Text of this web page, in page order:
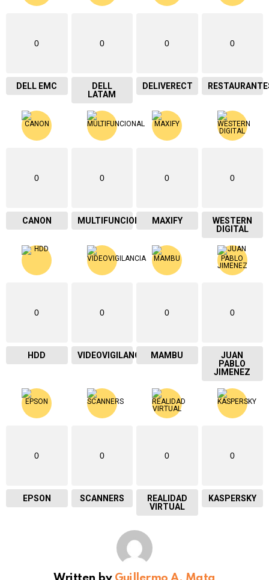
0
DELL EMC
0
DELL
LATAM
0
DELIVERECT
0
0
CANON
0
MULTIFUNCIONAL
0
MAXIFY
0
WESTERN
DIGITAL
0
HDD
0
VIDEOVIGILANCIA
0
MAMBU
0
JUAN
PABLO
JIMENEZ
0
EPSON
0
SCANNERS
0
REALIDAD
VIRTUAL
0
KASPERSKY